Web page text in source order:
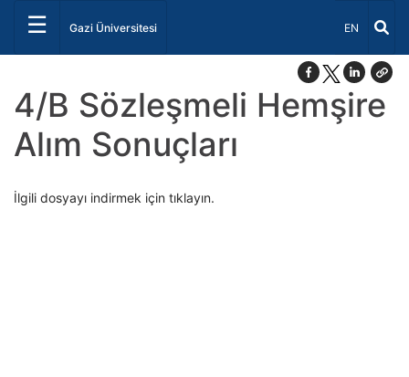
☰ Gazi Üniversitesi Dil Seçiniz
EN
4/B Sözleşmeli Hemşire
Alım Sonuçları
İlgili dosyayı indirmek için tıklayın.